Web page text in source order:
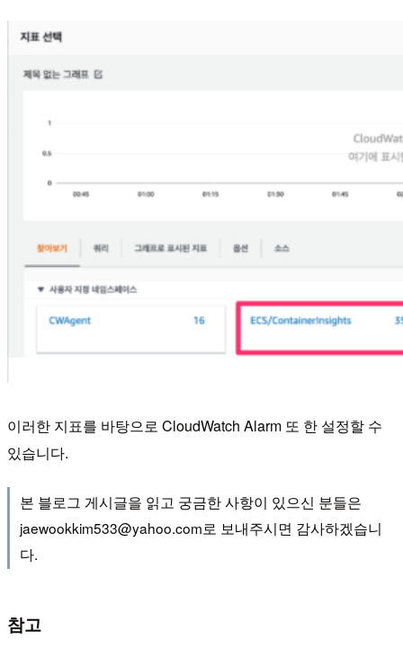
이러한 지표를 바탕으로 CloudWatch Alarm 또 한 설정할 수
있습니다.
본 블로그 게시글을 읽고 궁금한 사항이 있으신 분들은
jaewookkim533@yahoo.com로 보내주시면 감사하겠습니
다.
참고